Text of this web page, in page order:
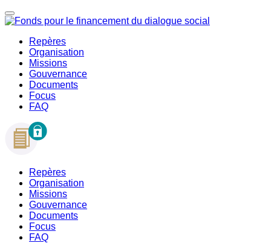
Repères
Organisation
Missions
Gouvernance
Documents
Focus
FAQ
Repères
Organisation
Missions
Gouvernance
Documents
Focus
FAQ